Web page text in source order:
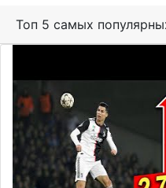
Топ 5 самых